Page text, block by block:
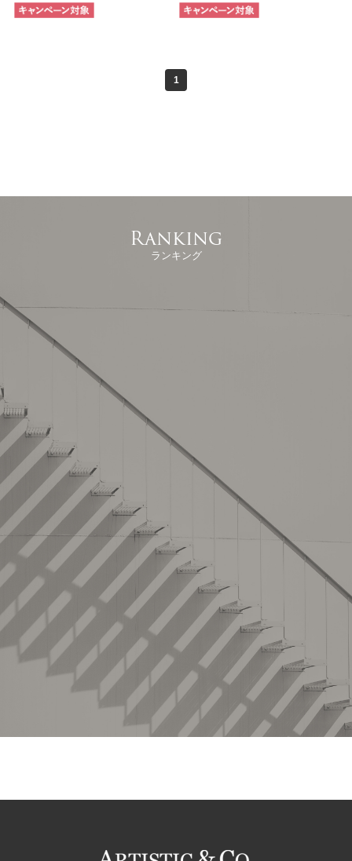
1
Ranking
ランキング
￥6,050
￥15,400
サロン卸売価格
サ